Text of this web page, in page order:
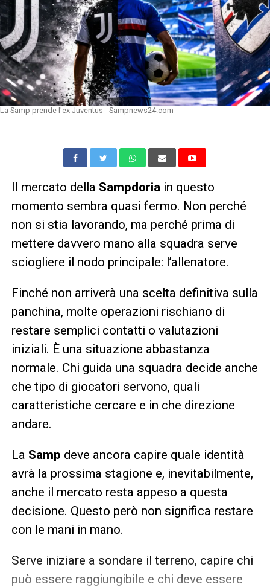
La Samp prende l'ex Juventus - Sampnews24.com
Il mercato della Sampdoria in questo
momento sembra quasi fermo. Non perché
non si stia lavorando, ma perché prima di
mettere davvero mano alla squadra serve
sciogliere il nodo principale: l’allenatore.
Finché non arriverà una scelta definitiva sulla
panchina, molte operazioni rischiano di
restare semplici contatti o valutazioni
iniziali. È una situazione abbastanza
normale. Chi guida una squadra decide anche
che tipo di giocatori servono, quali
caratteristiche cercare e in che direzione
andare.
La Samp deve ancora capire quale identità
avrà la prossima stagione e, inevitabilmente,
anche il mercato resta appeso a questa
decisione. Questo però non significa restare
con le mani in mano.
Serve iniziare a sondare il terreno, capire chi
può essere raggiungibile e chi deve essere